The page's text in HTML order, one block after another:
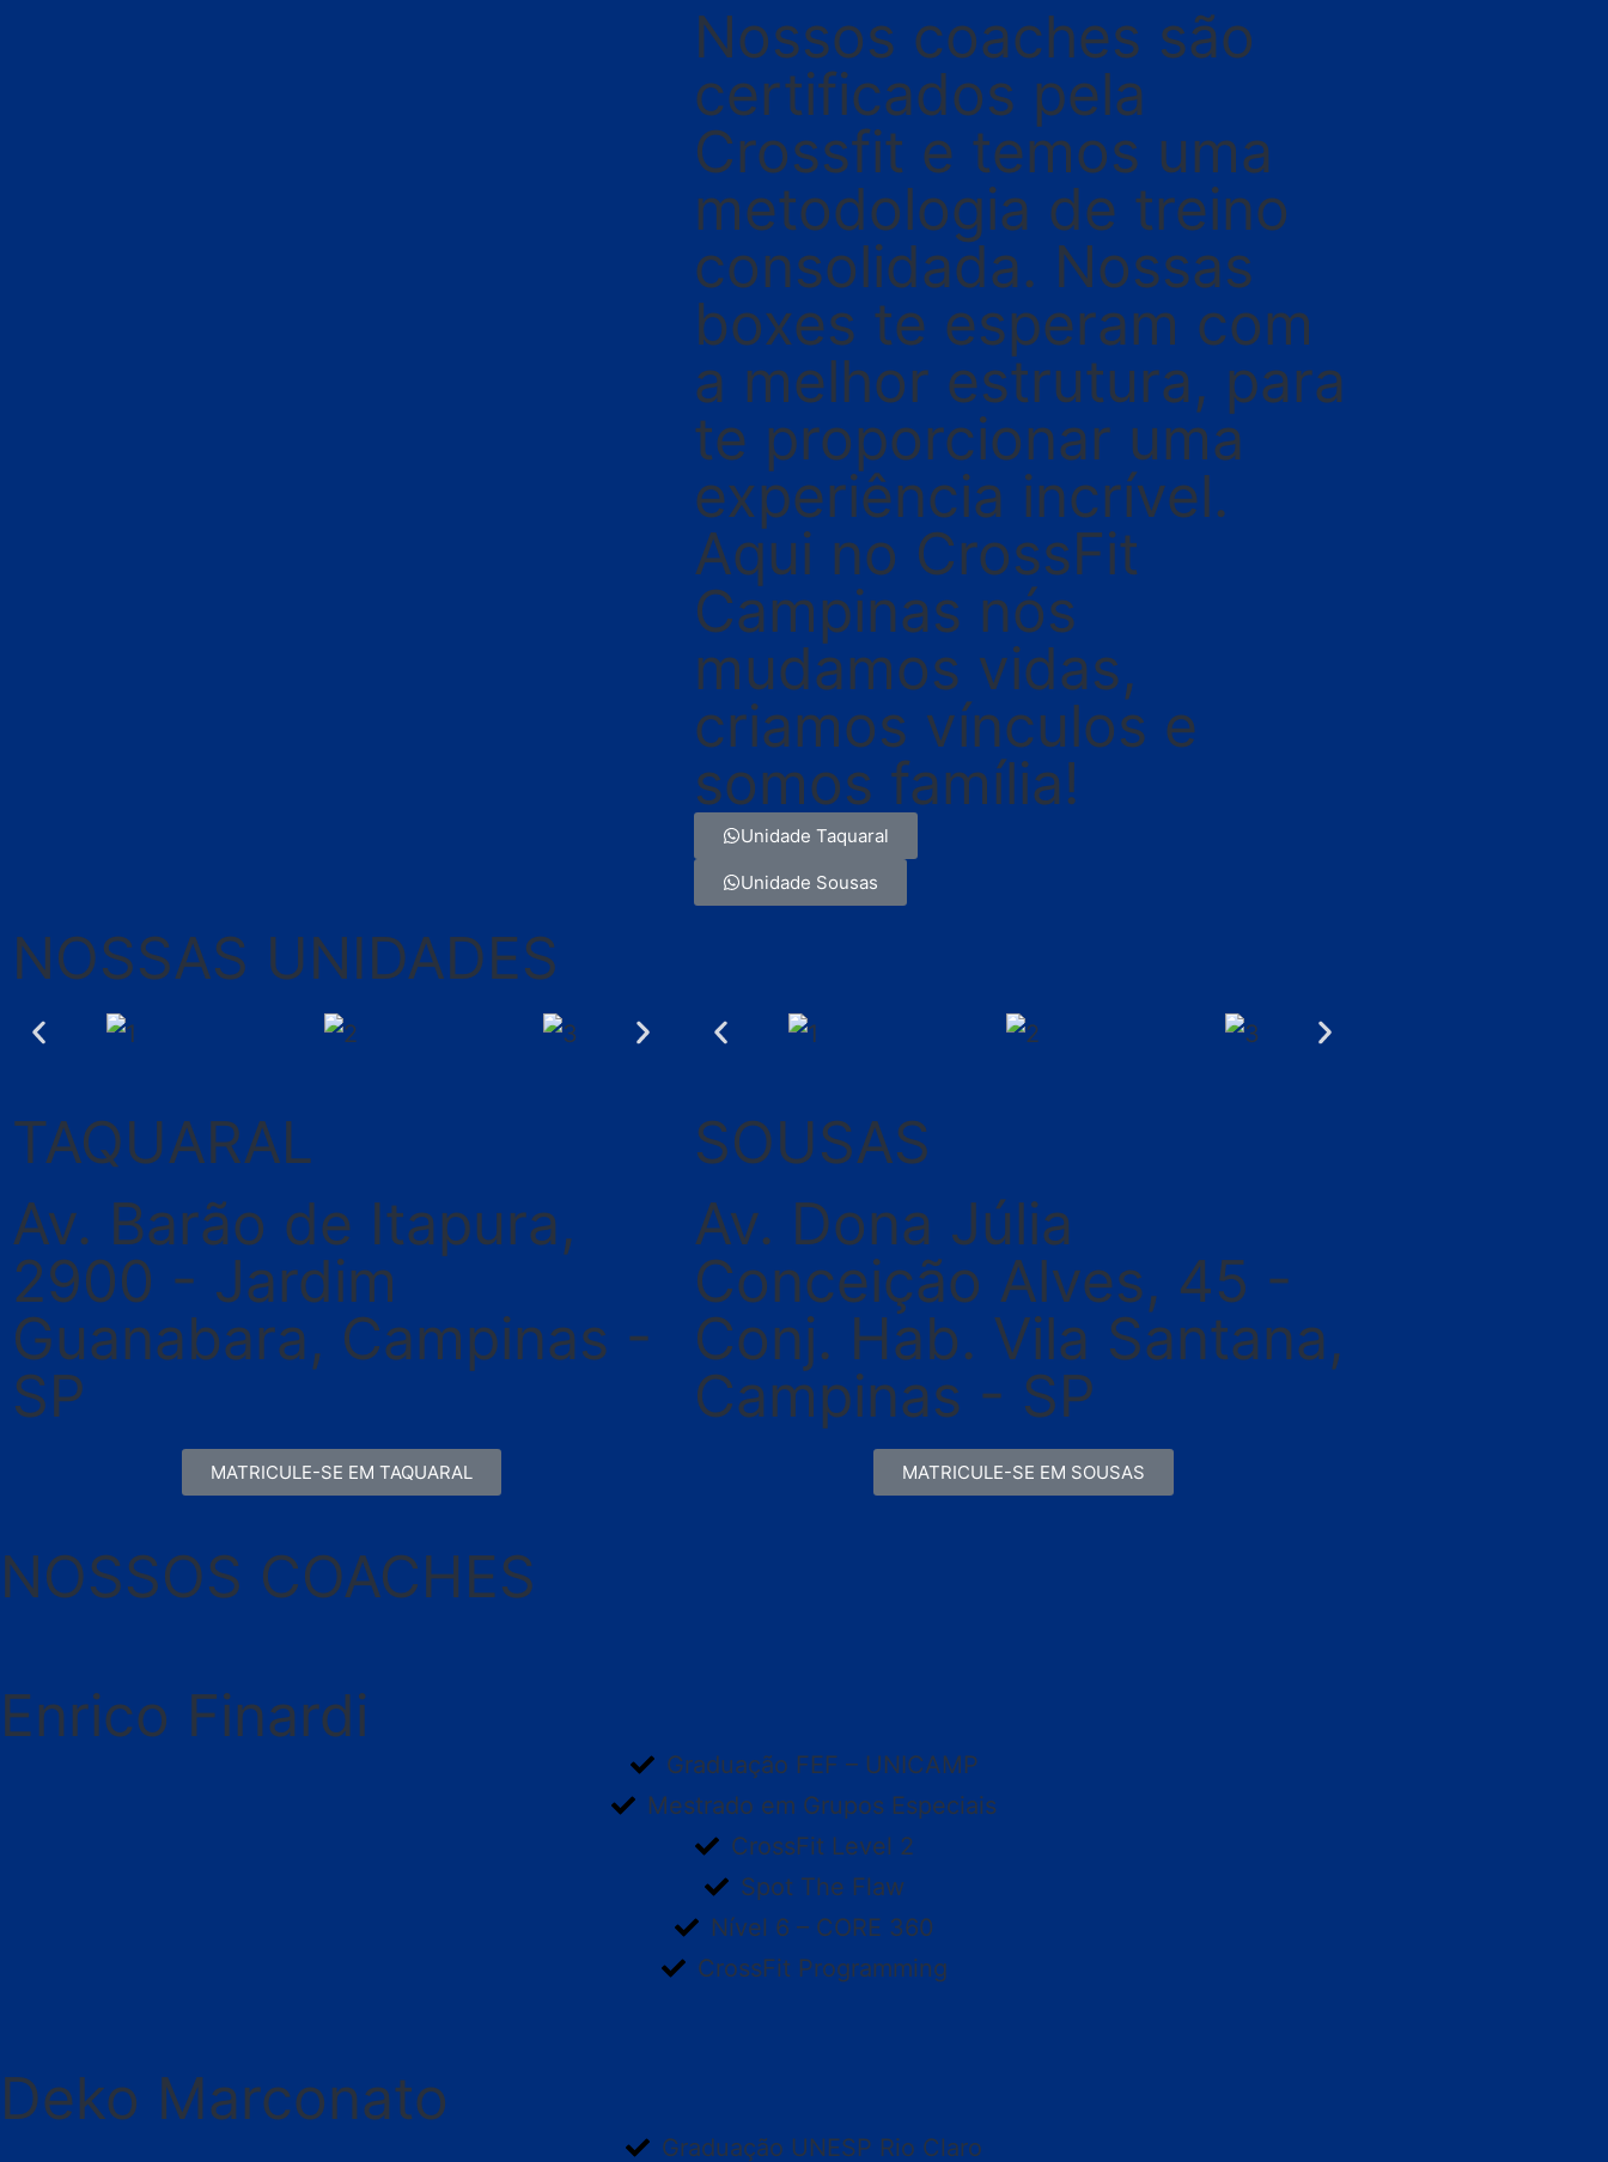
Nossos coaches são
certificados pela
Crossfit e temos uma
metodologia de treino
consolidada. Nossas
boxes te esperam com
a melhor estrutura, para
te proporcionar uma
experiência incrível.
Aqui no CrossFit
Campinas nós
mudamos vidas,
criamos vínculos e
somos família!
Unidade Taquaral
Unidade Sousas
NOSSAS UNIDADES
TAQUARAL
Av. Barão de Itapura,
2900 - Jardim
Guanabara, Campinas -
SP
MATRICULE-SE EM TAQUARAL
SOUSAS
Av. Dona Júlia
Conceição Alves, 45 -
Conj. Hab. Vila Santana,
Campinas - SP
MATRICULE-SE EM SOUSAS
NOSSOS COACHES
Enrico Finardi
Graduação FEF – UNICAMP
Mestrado em Grupos Especiais
CrossFit Level 2
Spot The Flaw
Nível 6 – CORE 360
CrossFit Programming
Deko Marconato
Graduação UNESP Rio Claro